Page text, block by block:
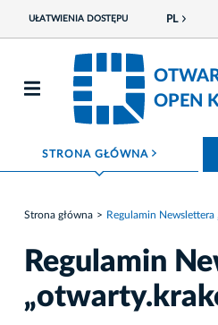
UŁATWIENIA DOSTĘPU PL
OPEN
STRONA GŁÓWNA ROZWIŃ MENU
Strona główna Regulamin Newslettera
Regulamin